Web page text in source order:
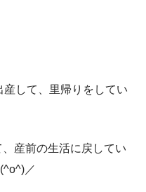
して、里帰りをしてい
産前の生活に戻してい
／